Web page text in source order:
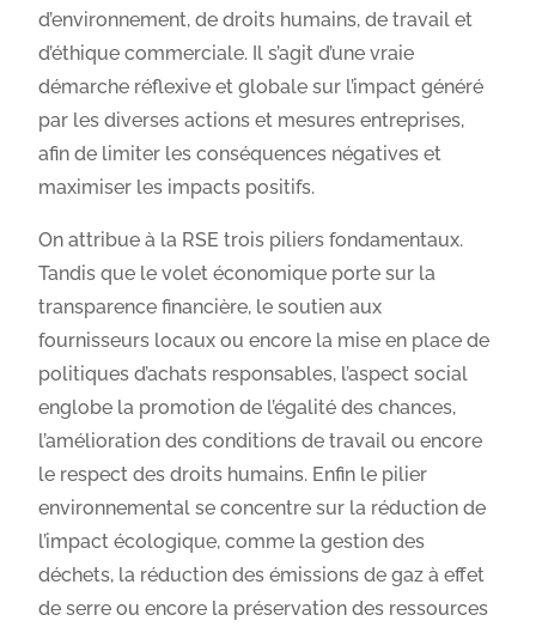
d’environnement, de droits humains, de travail et
d’éthique commerciale. Il s’agit d’une vraie
démarche réflexive et globale sur l’impact généré
par les diverses actions et mesures entreprises,
afin de limiter les conséquences négatives et
maximiser les impacts positifs.
On attribue à la RSE trois piliers fondamentaux.
Tandis que le volet économique porte sur la
transparence financière, le soutien aux
fournisseurs locaux ou encore la mise en place de
politiques d’achats responsables, l’aspect social
englobe la promotion de l’égalité des chances,
l’amélioration des conditions de travail ou encore
le respect des droits humains. Enfin le pilier
environnemental se concentre sur la réduction de
l’impact écologique, comme la gestion des
déchets, la réduction des émissions de gaz à effet
de serre ou encore la préservation des ressources